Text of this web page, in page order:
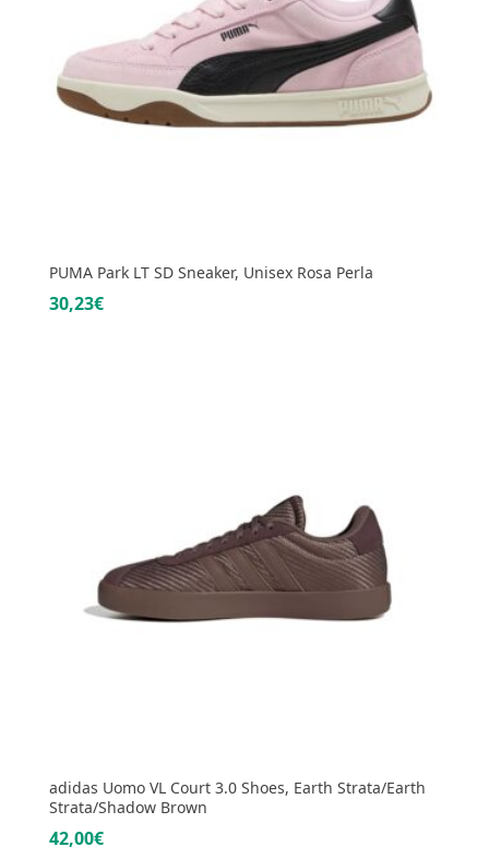
PUMA Park LT SD Sneaker, Unisex Rosa Perla
30,23€
adidas Uomo VL Court 3.0 Shoes, Earth Strata/Earth
Strata/Shadow Brown
42,00€